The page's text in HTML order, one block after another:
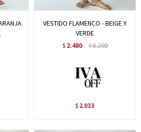
VESTIDO FLAMENCO - BEIGE Y
VERDE
$ 2.480 $6.200
$ 2.033